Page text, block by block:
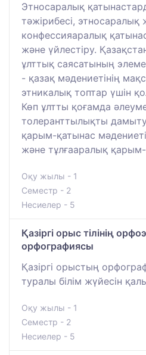
Этносаралық
тәжірибесі, этносаралық
конфессияаралық
және үйлестіру.
ұлттық саясатының
- қазақ мәдениетінің
этникалық топтар үшін
Көп ұлтты қоғамда
толеранттылықты
қарым-қатынас
және тұлғааралық
Оқу жылы - 1
Семестр - 2
Несиелер - 5
Қазіргі орыс тілінің
орфографиясы
Қазіргі орыстың
туралы білім жүйесін
Оқу жылы - 1
Семестр - 2
Несиелер - 5